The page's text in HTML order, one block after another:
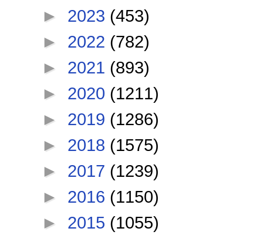
► 2023 (453)
► 2022 (782)
► 2021 (893)
► 2020 (1211)
► 2019 (1286)
► 2018 (1575)
► 2017 (1239)
► 2016 (1150)
► 2015 (1055)